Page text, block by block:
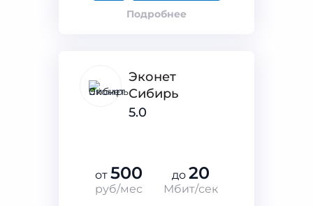
Подробнее
Эконет
Сибирь
5.0
от 500
руб/мес
до 20
Мбит/сек